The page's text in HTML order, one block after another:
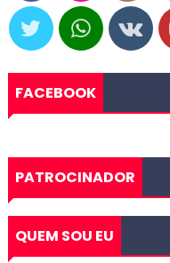
FACEBOOK
PATROCINADOR
QUEM SOU EU